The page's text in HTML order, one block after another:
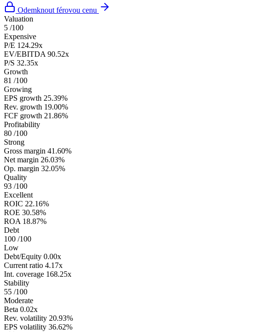
Odemknout férovou cenu
Valuation
5 /100
Expensive
P/E 124.29x
EV/EBITDA 90.52x
P/S 32.35x
Growth
81 /100
Growing
EPS growth 25.39%
Rev. growth 19.00%
FCF growth 21.86%
Profitability
80 /100
Strong
Gross margin 41.60%
Net margin 26.03%
Op. margin 32.05%
Quality
93 /100
Excellent
ROIC 22.16%
ROE 30.58%
ROA 18.87%
Debt
100 /100
Low
Debt/Equity 0.00x
Current ratio 4.17x
Int. coverage 168.25x
Stability
55 /100
Moderate
Beta 0.02x
Rev. volatility 20.93%
EPS volatility 36.62%